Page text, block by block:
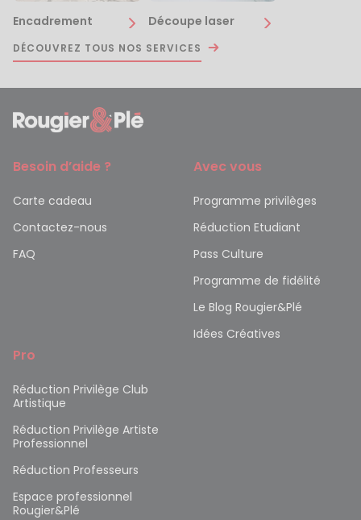
Encadrement Découpe laser
DÉCOUVREZ TOUS NOS SERVICES
Besoin d’aide ?
Carte cadeau
Contactez-nous
FAQ
Avec vous
Programme privilèges
Réduction Etudiant
Pass Culture
Programme de fidélité
Le Blog Rougier&Plé
Idées Créatives
Pro
Réduction Privilège Club
Artistique
Réduction Privilège Artiste
Professionnel
Réduction Professeurs
Espace professionnel
Rougier&Plé